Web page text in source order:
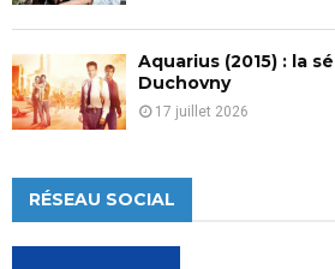
Aquarius (2015) : la
Duchovny
17 juillet 2026
RÉSEAU SOCIAL